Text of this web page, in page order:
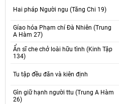
Hai pháp Người ngu (Tăng Chi 19)
Gíao hóa Phạm chí Đà Nhiên (Trung
A Hàm 27)
Ẩn sĩ che chở loài hữu tình (Kinh Tập
134)
Tu tập đều đăn và kiên định
Gìn giữ hạnh người ttu (Trung A Hàm
26)